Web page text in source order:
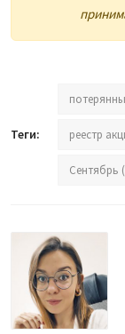
Теги: реестр
Сентябрь